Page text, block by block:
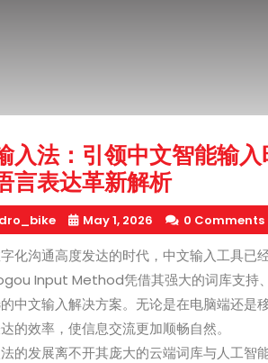
入法：引领中文智能输
言表达革新解析
May 1, 2026 0 Comments
化沟通高度发达的时代，中文输入工具已
Input Method凭借其强大的词库支持
中文输入解决方案。无论是在电脑端还
的效率，使信息交流更加顺畅自然。
的发展离不开其庞大的云端词库与人工智